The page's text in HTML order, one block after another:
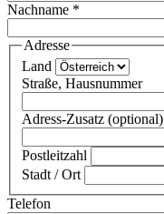
Nachname *
Adresse
Land
Straße, Hausnummer
Adress-Zusatz (optional)
Postleitzahl
Stadt / Ort
Telefon